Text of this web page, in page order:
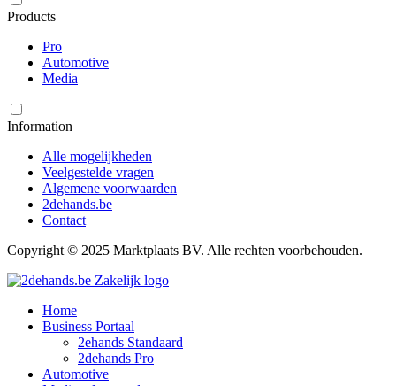
Products
Pro
Automotive
Media
Information
Alle mogelijkheden
Veelgestelde vragen
Algemene voorwaarden
2dehands.be
Contact
Copyright © 2025 Marktplaats BV. Alle rechten voorbehouden.
Home
Business Portaal
2ehands Standaard
2dehands Pro
Automotive